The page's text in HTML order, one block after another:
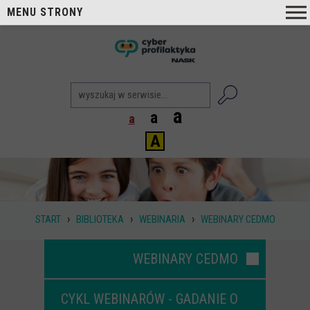
a a a
A
START › BIBLIOTEKA › WEBINARIA › WEBINARY CEDMO
WEBINARY CEDMO
CYKL WEBINARÓW - GADANIE O
MENU STRONY
Cyberprofilaktyka NASK
Nasi Eksperci
Aktualności
Projekty
Poradniki i publikacje
Dla nauczycieli